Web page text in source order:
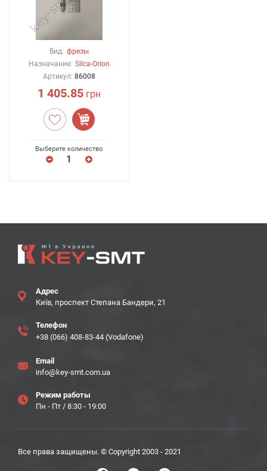
Вид: фрезы
Назначание: Silca-Orion
Артикул: 86008
1 405.85грн
Выберите количество
Адрес
Київ, проспект Степана Бандери, 21
Телефон
+38 (066) 408-83-44 (Vodafone)
Email
info@key-smt.com.ua
Режим работы
Пн - Пт / 8:30 - 19:00
Все права защищены. © Copyright 2003 - 2021